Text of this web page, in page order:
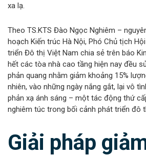
xa lạ.
Theo TS.KTS Đào Ngọc Nghiêm –
hoạch Kiến trúc Hà Nội, Phó Chủ tịch
triển Đô thị Việt Nam chia sẻ trên báo
hết các tòa nhà cao tầng hiện nay đều
phản quang nhằm giảm khoảng 15%
nhiên, vào những ngày nắng gắt, lại vô
phản xạ ánh sáng – một tác động thứ
nghiêm túc trong bối cảnh phát triển đô
Giải pháp